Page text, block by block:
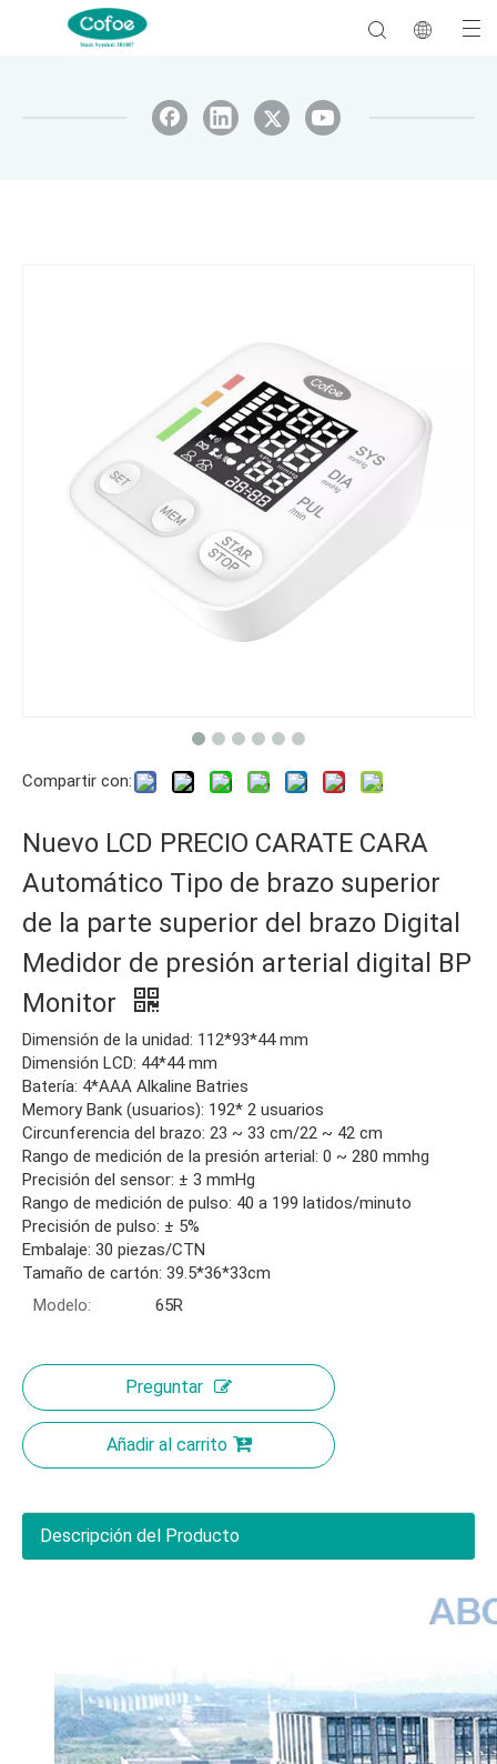
Compartir con:
Nuevo LCD PRECIO CARATE CARA
Automático Tipo de brazo superior
de la parte superior del brazo Digital
Medidor de presión arterial digital BP
Monitor
Dimensión de la unidad: 112*93*44 mm
Dimensión LCD: 44*44 mm
Batería: 4*AAA Alkaline Batries
Memory Bank (usuarios): 192* 2 usuarios
Circunferencia del brazo: 23 ~ 33 cm/22 ~ 42 cm
Rango de medición de la presión arterial: 0 ~ 280 mmhg
Precisión del sensor: ± 3 mmHg
Rango de medición de pulso: 40 a 199 latidos/minuto
Precisión de pulso: ± 5%
Embalaje: 30 piezas/CTN
Tamaño de cartón: 39.5*36*33cm
Modelo:
65R
Preguntar
Añadir al carrito
Descripción del Producto